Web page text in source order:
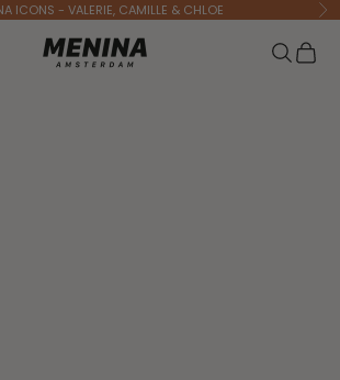
ICONS - VALERIE, CAMILLE & CHLOE
Menina Amsterdam
openen Zoeken